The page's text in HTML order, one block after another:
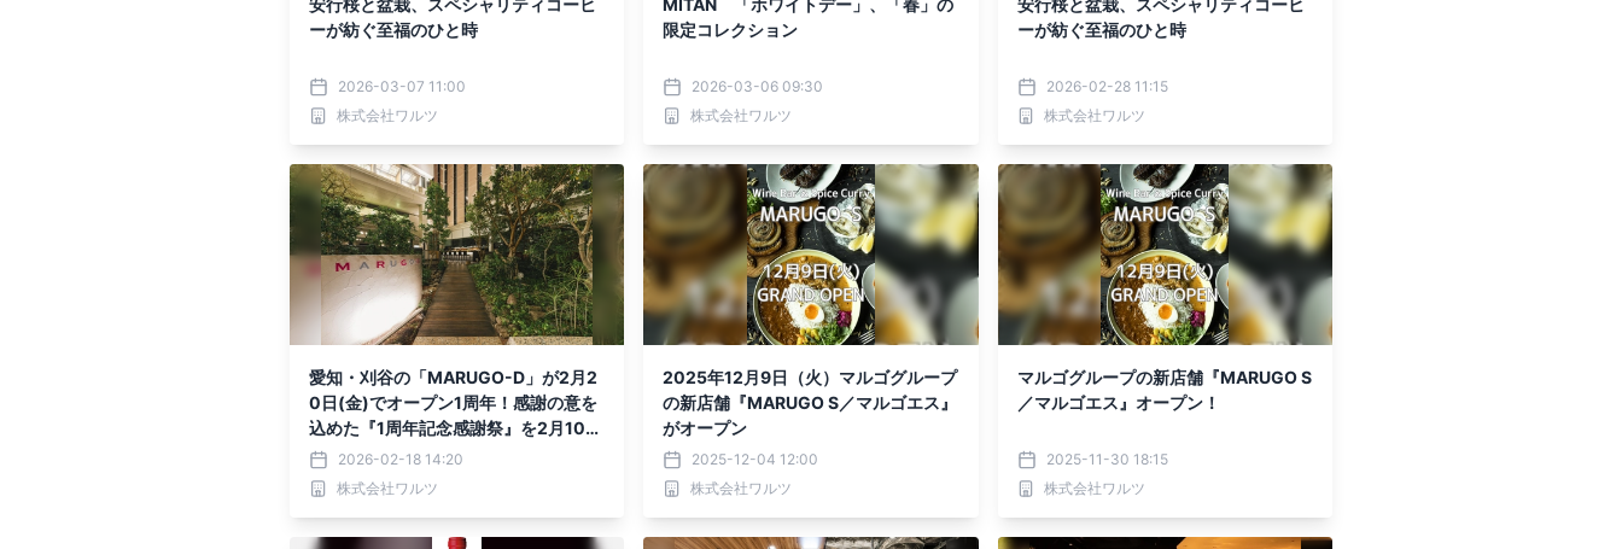
安行桜と盆栽、スペシャリティコーヒ
ーが紡ぐ至福のひと時
2026-03-07 11:00
株式会社ワルツ
MITAN 「ホワイトデー」、「春」の
限定コレクション
2026-03-06 09:30
株式会社ワルツ
安行桜と盆栽、スペシャリティコーヒ
ーが紡ぐ至福のひと時
2026-02-28 11:15
株式会社ワルツ
愛知・刈谷の「MARUGO-D」が2月2
0日(金)でオープン1周年！感謝の意を
込めた『1周年記念感謝祭』を2月10日
より開催中
2026-02-18 14:20
株式会社ワルツ
2025年12月9日（火）マルゴグループ
の新店舗『MARUGO S／マルゴエス』
がオープン
2025-12-04 12:00
株式会社ワルツ
マルゴグループの新店舗『MARUGO S
／マルゴエス』オープン！
2025-11-30 18:15
株式会社ワルツ